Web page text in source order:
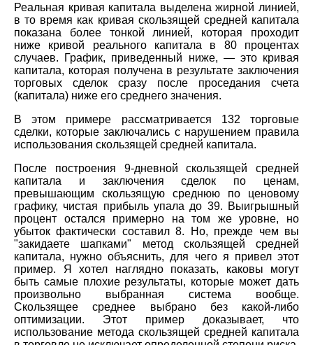
Реальная кривая капитала выделена жирной линией,
в то время как кривая скользящей средней капитала
показана более тонкой линией, которая проходит
ниже кривой реального капитала в 80 процентах
случаев. График, приведенный ниже, — это кривая
капитала, которая получена в результате заключения
торговых сделок сразу после проседания счета
(капитала) ниже его среднего значения.
В этом примере рассматривается 132 торговые
сделки, которые заключались с нарушением правила
использования скользящей средней капитала.
После построения 9-дневной скользящей средней
капитала и заключения сделок по ценам,
превышающим скользящую среднюю по ценовому
графику, чистая прибыль упала до 39. Выигрышный
процент остался примерно на том же уровне, но
убыток фактически составил 8. Но, прежде чем вы
"закидаете шапками" метод скользящей средней
капитала, нужно объяснить, для чего я привел этот
пример. Я хотел наглядно показать, каковы могут
быть самые плохие результаты, которые может дать
произвольно выбранная система вообще.
Скользящее среднее выбрано без какой-либо
оптимизации. Этот пример доказывает, что
использование метода скользящей средней капитала